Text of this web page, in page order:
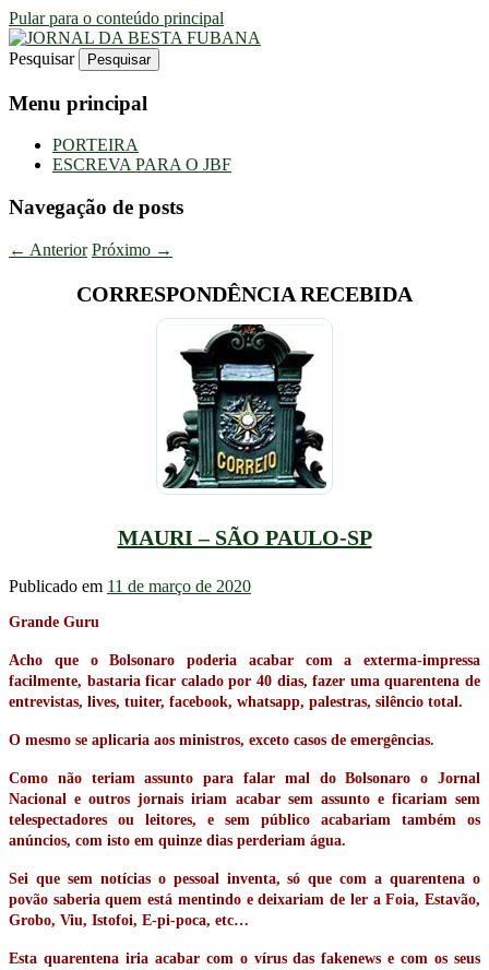
Pular para o conteúdo principal
JORNAL DA BESTA FUBANA
Uma Gazeta Escrota
Pesquisar
Menu principal
PORTEIRA
ESCREVA PARA O JBF
Navegação de posts
← Anterior Próximo →
CORRESPONDÊNCIA RECEBIDA
MAURI – SÃO PAULO-SP
Publicado em 11 de março de 2020
Grande Guru
Acho que o Bolsonaro poderia acabar com a exterma-impressa
facilmente, bastaria ficar calado por 40 dias, fazer uma quarentena de
entrevistas, lives, tuiter, facebook, whatsapp, palestras, silêncio total.
O mesmo se aplicaria aos ministros, exceto casos de emergências.
Como não teriam assunto para falar mal do Bolsonaro o Jornal
Nacional e outros jornais iriam acabar sem assunto e ficariam sem
telespectadores ou leitores, e sem público acabariam também os
anúncios, com isto em quinze dias perderiam água.
Sei que sem notícias o pessoal inventa, só que com a quarentena o
povão saberia quem está mentindo e deixariam de ler a Foia, Estavão,
Grobo, Viu, Istofoi, E-pi-poca, etc…
Esta quarentena iria acabar com o vírus das fakenews e com os seus